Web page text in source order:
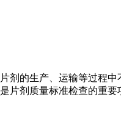
片剂的生产、运输等过程
是片剂质量标准检查的重要